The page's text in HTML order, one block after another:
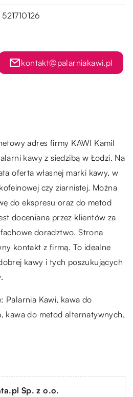
521710126
kontakt@palarniakawi.pl
adres firmy KAWI Kamil
kawy z siedzibą w Łodzi. Na
oferta własnej marki kawy, w
czy ziarnistej. Można
do ekspresu oraz do metod
doceniana przez klientów za
doradztwo. Strona
kontakt z firmą. To idealne
kawy i tych poszukujących
Palarnia Kawi, kawa do
kawa do metod alternatywnych,
Sp. z o.o.